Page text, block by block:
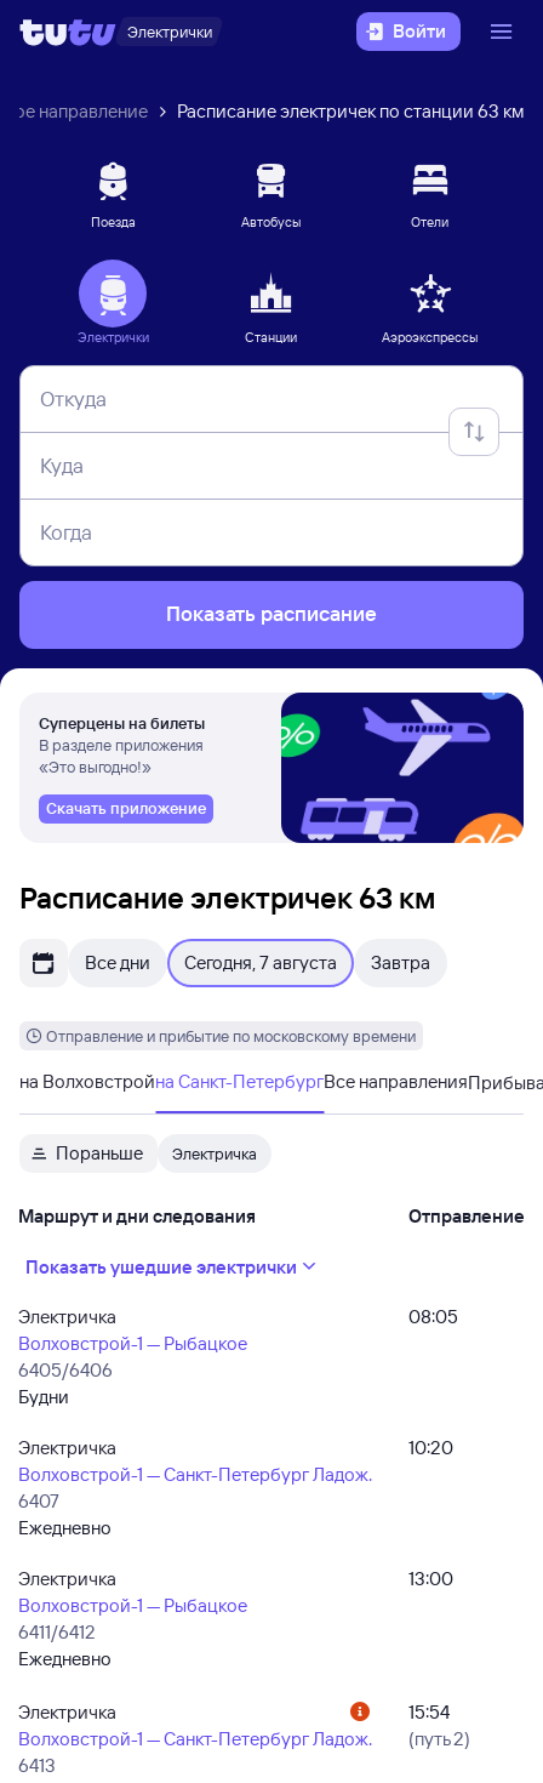
Электрички Войти
направление Расписание электричек по станции 63 км
Поезда Автобусы Отели
Электрички Станции Аэроэкспрессы
Откуда
Куда
Когда
Показать расписание
Суперцены на билеты
В разделе приложения
«Это выгодно!»
Скачать приложение
Расписание электричек 63 км
Все дни Сегодня, 7 августа Завтра
Отправление и прибытие по московскому времени
на Волховстройна Санкт-ПетербургВсе направления
Пораньше Электричка
Маршрут и дни следования Отправление
Показать ушедшие электрички
Электричка
Волховстрой-1 — Рыбацкое
6405/6406
Будни
08:05
Электричка
Волховстрой-1 — Санкт-Петербург Ладож.
6407
Ежедневно
10:20
Электричка
Волховстрой-1 — Рыбацкое
6411/6412
Ежедневно
13:00
Электричка
Волховстрой-1 — Санкт-Петербург Ладож.
6413
15:54
(путь 2)